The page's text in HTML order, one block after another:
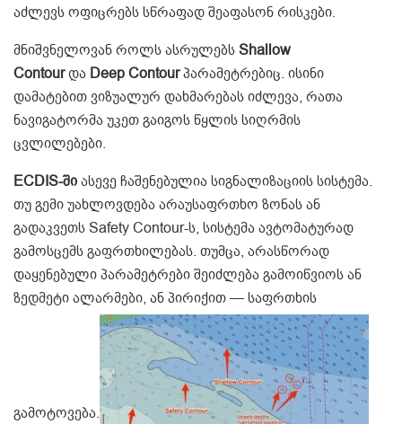
აძლევს ოფიცრებს სწრაფად შეაფასონ რისკები.
მნიშვნელოვან როლს ასრულებსShallow
Contourდა Deep Contourპარამეტრებიც. ისინი
დამატებით ვიზუალურ დახმარებას იძლევა, რათა
ნავიგატორმა უკეთ გაიგოს წყლის სიღრმის
ცვლილებები.
ECDIS-შიასევე ჩაშენებულია სიგნალიზაციის სისტემა.
თუ გემი უახლოვდება არაუსაფრთხო ზონას ან
გადაკვეთს Safety Contour-ს, სისტემა ავტომატურად
გამოსცემს გაფრთხილებას. თუმცა, არასწორად
დაყენებული პარამეტრები შეიძლება გამოიწვიოს ან
ზედმეტი ალარმები, ან პირიქით — საფრთხის
გამოტოვება.